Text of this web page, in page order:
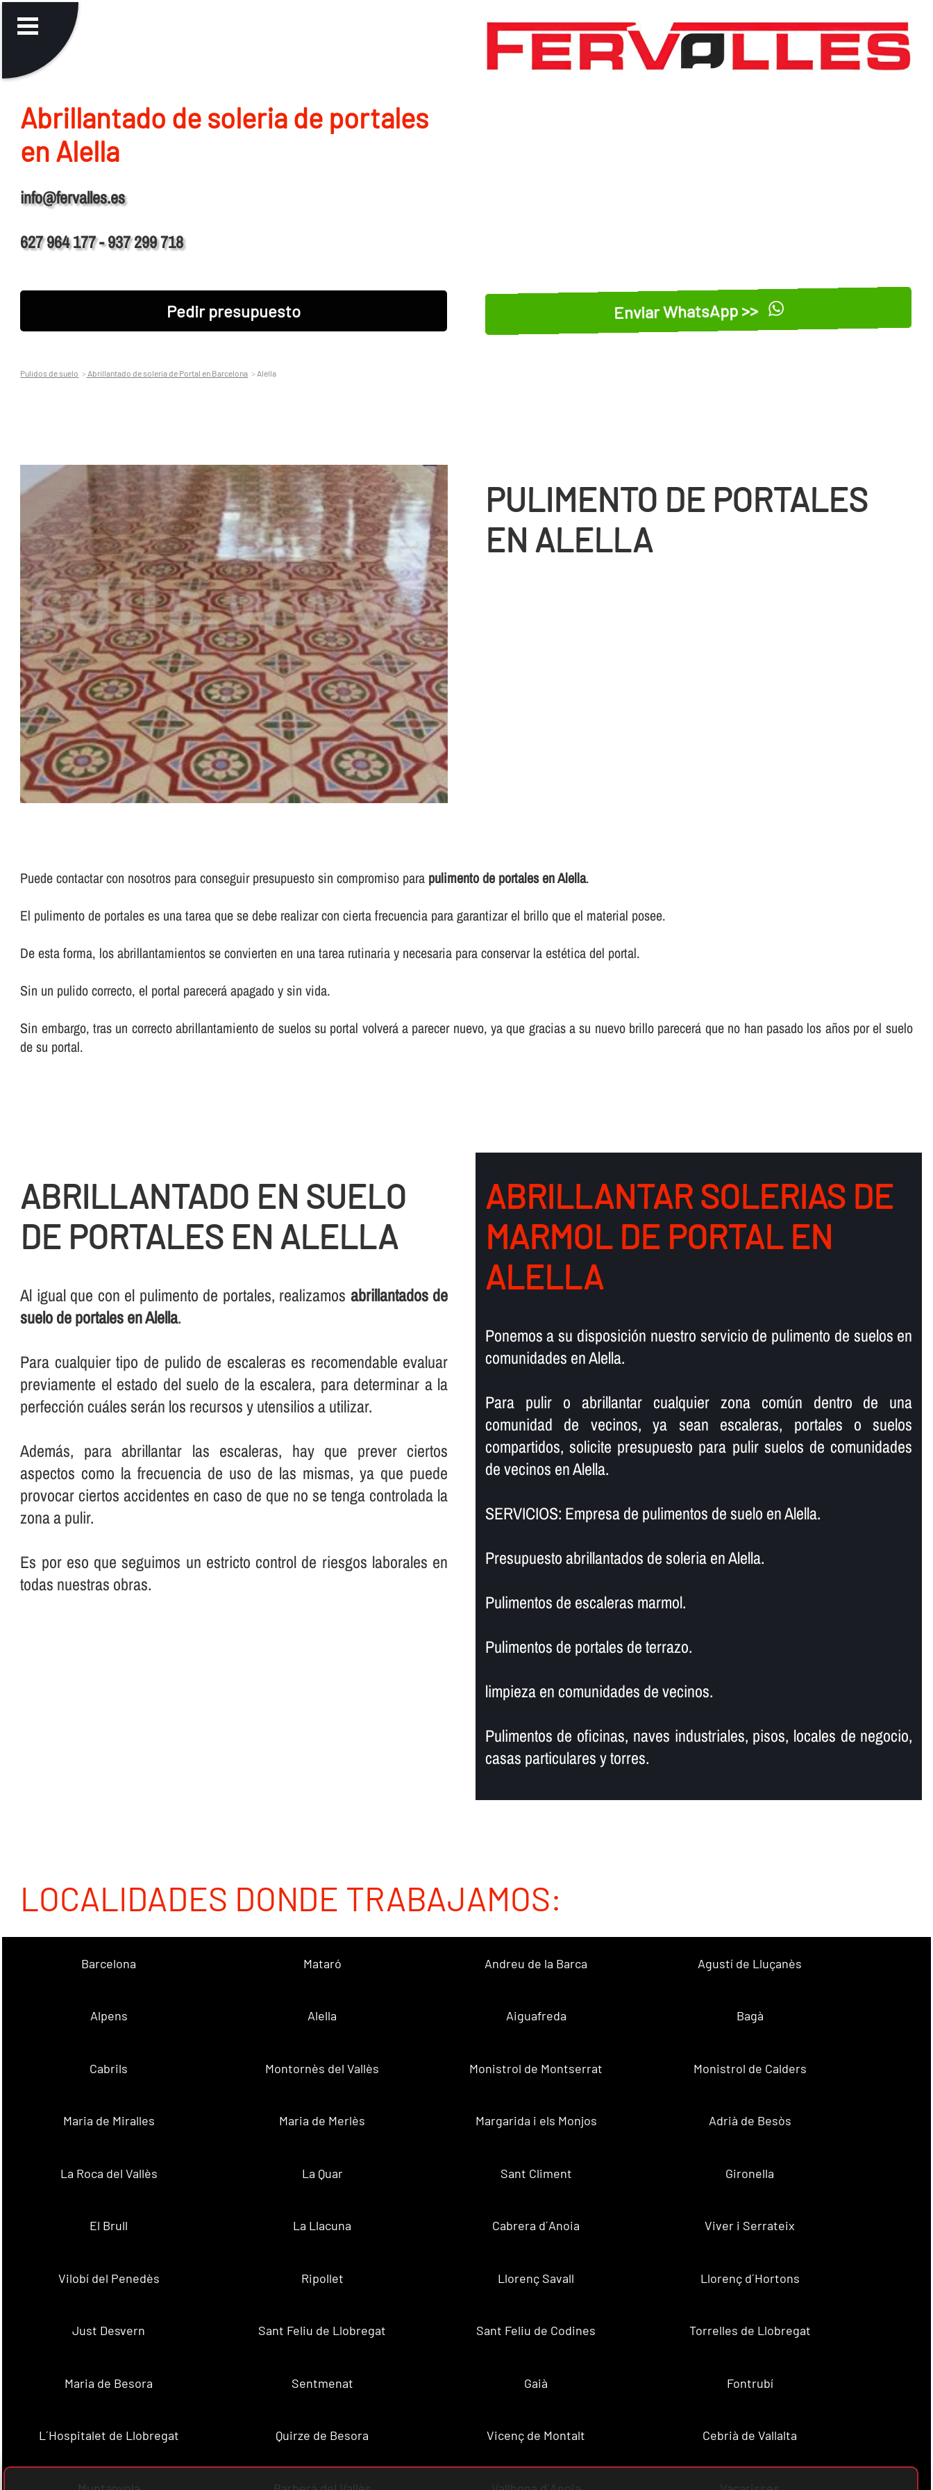
Abrillantado de soleria de portales
en Alella
info@fervalles.es
627 964 177 - 937 299 718
Pedir presupuesto Enviar WhatsApp >>
Pulidos de suelo Abrillantado de soleria de Portal en Barcelona Alella
PULIMENTO DE PORTALES
EN ALELLA
Puede contactar con nosotros para conseguir presupuesto sin compromiso para pulimento de portales en Alella.
El pulimento de portales es una tarea que se debe realizar con cierta frecuencia para garantizar el brillo que el material posee.
De esta forma, los abrillantamientos se convierten en una tarea rutinaria y necesaria para conservar la estética del portal.
Sin un pulido correcto, el portal parecerá apagado y sin vida.
Sin embargo, tras un correcto abrillantamiento de suelos su portal volverá a parecer nuevo, ya que gracias a su nuevo brillo parecerá que no han pasado los años por el suelo
de su portal.
ABRILLANTADO EN SUELO
DE PORTALES EN ALELLA
Al igual que con el pulimento de portales, realizamos abrillantados de
suelo de portales en Alella.
Para cualquier tipo de pulido de escaleras es recomendable evaluar
previamente el estado del suelo de la escalera, para determinar a la
perfección cuáles serán los recursos y utensilios a utilizar.
Además, para abrillantar las escaleras, hay que prever ciertos
aspectos como la frecuencia de uso de las mismas, ya que puede
provocar ciertos accidentes en caso de que no se tenga controlada la
zona a pulir.
Es por eso que seguimos un estricto control de riesgos laborales en
todas nuestras obras.
ABRILLANTAR SOLERIAS DE
MARMOL DE PORTAL EN
ALELLA
Ponemos a su disposición nuestro servicio de pulimento de suelos en
comunidades en Alella.
Para pulir o abrillantar cualquier zona común dentro de una
comunidad de vecinos, ya sean escaleras, portales o suelos
compartidos, solicite presupuesto para pulir suelos de comunidades
de vecinos en Alella.
SERVICIOS: Empresa de pulimentos de suelo en Alella.
Presupuesto abrillantados de soleria en Alella.
Pulimentos de escaleras marmol.
Pulimentos de portales de terrazo.
limpieza en comunidades de vecinos.
Pulimentos de oficinas, naves industriales, pisos, locales de negocio,
casas particulares y torres.
LOCALIDADES DONDE TRABAJAMOS:
Barcelona Mataró Andreu de la Barca Agustí de Lluçanès
Alpens Alella Aiguafreda Bagà
Cabrils Montornès del Vallès Monistrol de Montserrat Monistrol de Calders
Maria de Miralles Maria de Merlès Margarida i els Monjos Adrià de Besòs
La Roca del Vallès La Quar Sant Climent Gironella
El Brull La Llacuna Cabrera d´Anoia Viver i Serrateix
Vilobí del Penedès Ripollet Llorenç Savall Llorenç d´Hortons
Just Desvern Sant Feliu de Llobregat Sant Feliu de Codines Torrelles de Llobregat
Maria de Besora Sentmenat Gaià Fontrubí
L´Hospitalet de Llobregat Quirze de Besora Vicenç de Montalt Cebrià de Vallalta